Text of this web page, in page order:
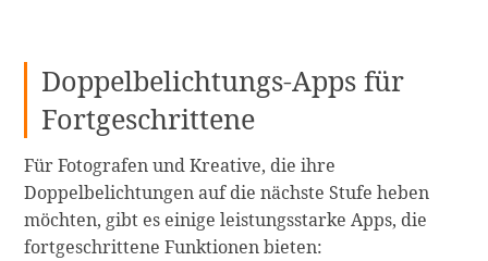
Doppelbelichtungs-Apps für
Fortgeschrittene
Für Fotografen und Kreative, die ihre
Doppelbelichtungen auf die nächste Stufe heben
möchten, gibt es einige leistungsstarke Apps, die
fortgeschrittene Funktionen bieten: